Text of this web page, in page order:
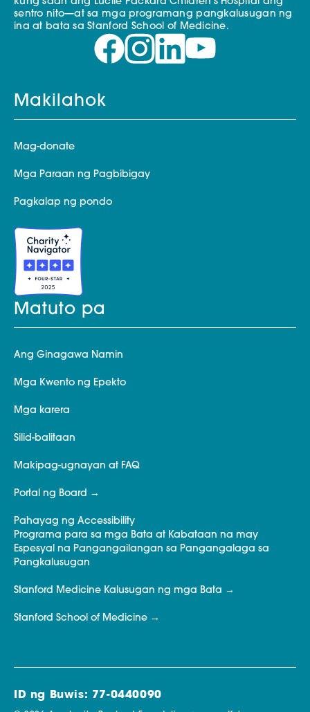
sentro nito—at sa mga programang pangkalusugan ng
ina at bata sa Stanford School of Medicine.
Makilahok
Mag-donate
Mga Paraan ng Pagbibigay
Pagkalap ng pondo
Matuto pa
Ang Ginagawa Namin
Mga Kwento ng Epekto
Mga karera
Silid-balitaan
Makipag-ugnayan at FAQ
Portal ng Board
Pahayag ng Accessibility
Programa para sa mga Bata at Kabataan na may
Espesyal na Pangangailangan sa Pangangalaga sa
Pangkalusugan
Stanford Medicine Kalusugan ng mga Bata
Stanford School of Medicine
ID ng Buwis: 77-0440090